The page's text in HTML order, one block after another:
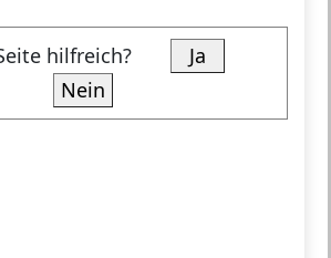
hilfreich?
Ja
Nein